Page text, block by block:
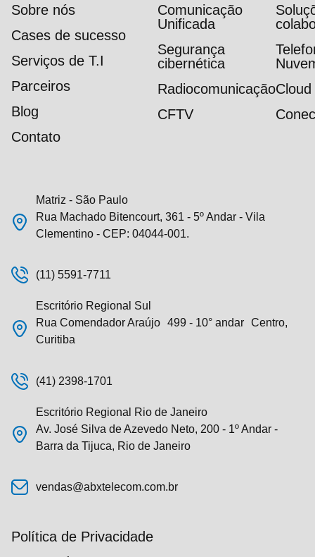
Sobre nós
Cases de sucesso
Serviços de T.I
Parceiros
Blog
Contato
Comunicação
Unificada
Segurança
cibernética
RadiocomunicaçãoCloud
CFTV
Matriz - São Paulo
Rua Machado Bitencourt, 361 - 5º Andar - Vila
Clementino - CEP: 04044-001.
(11) 5591-7711
Escritório Regional Sul
Rua Comendador Araújo 499 - 10° andar Centro,
Curitiba
(41) 2398-1701
Escritório Regional Rio de Janeiro
Av. José Silva de Azevedo Neto, 200 - 1º Andar -
Barra da Tijuca, Rio de Janeiro
vendas@abxtelecom.com.br
Política de Privacidade